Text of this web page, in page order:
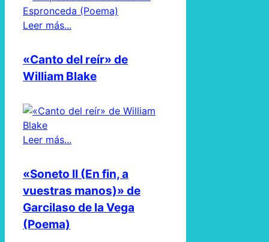
Leer más...
«Canto del reír» de
William Blake
Leer más...
«Soneto II (En fin, a
vuestras manos)» de
Garcilaso de la Vega
(Poema)